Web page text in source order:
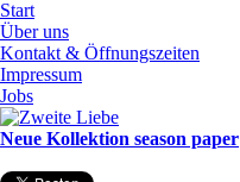
Start
Über uns
Kontakt & Öffnungszeiten
Impressum
Jobs
Neue Kollektion season paper